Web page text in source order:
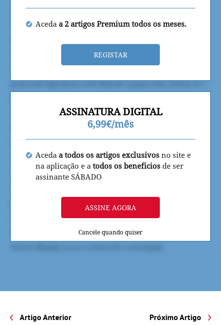
Aceda a 2 artigos Premium todos os meses.
REGISTAR
ASSINATURA DIGITAL
6,99€/mês
Aceda a todos os artigos exclusivos no site e
na aplicação e a todos os beneficios de ser
assinante SÁBADO
ASSINE AGORA
Cancele quando quiser
Artigo Anterior Próximo Artigo